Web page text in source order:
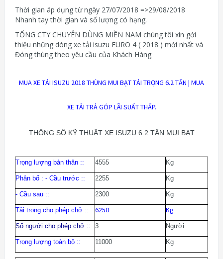
Thời gian áp dụng từ ngày 27/07/2018 =>29/08/2018
Nhanh tay thời gian và số lượng có hạng.
TỔNG CTY CHUYÊN DÙNG MIỀN NAM chúng tôi xin gới
thiệu những dòng xe tải isuzu EURO 4 ( 2018 ) mới nhất và
Đóng thùng theo yêu cầu của Khách Hàng
MUA XE TẢI ISUZU 2018 THÙNG MUI BẠT TẢI TRỌNG 6.2 TẤN | MUA
XE TẢI TRẢ GÓP LÃI SUẤT THẤP.
THÔNG SỐ KỸ THUẬT XE ISUZU 6.2 TẤN MUI BẠT
Trọng lượng bản thân :: 4555 Kg
Phân bố : - Cầu trước :: 2255 Kg
- Cầu sau :: 2300 Kg
Tải trọng cho phép chở :: 6250 Kg
Số người cho phép chở :: 3 Người
Trọng lượng toàn bộ :: 11000 Kg